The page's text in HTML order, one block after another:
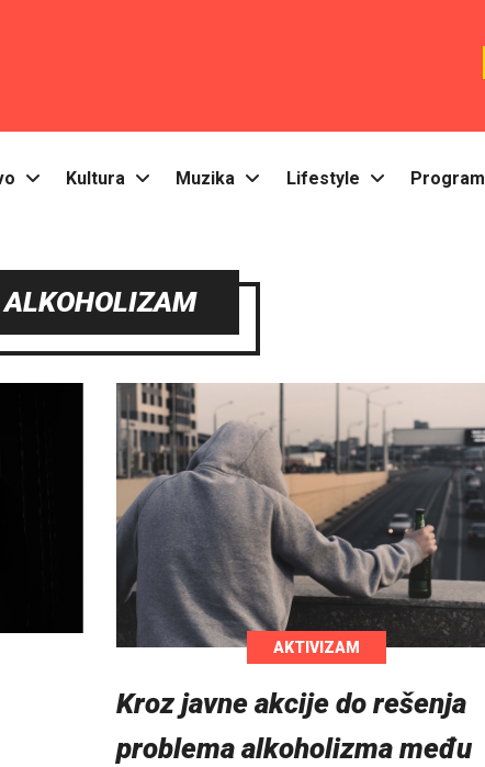
Kultura Muzika Lifestyle Program
ALKOHOLIZAM
AKTIVIZAM
Kroz javne akcije do rešenja
problema alkoholizma među